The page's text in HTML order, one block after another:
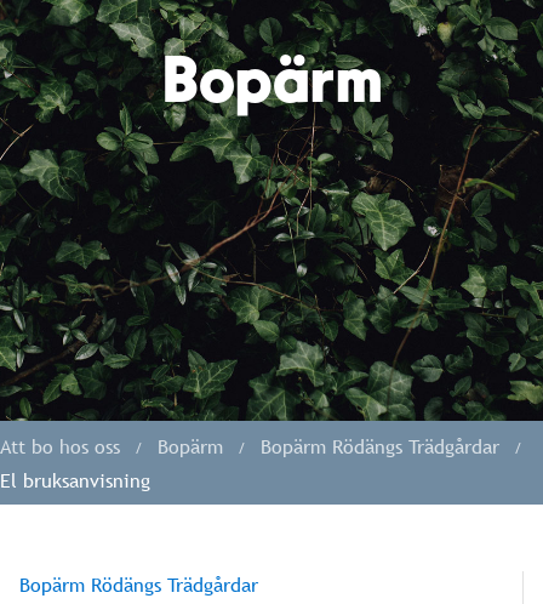
|
Tornet
Bopärm
Att bo hos oss Bopärm
Bopärm Rödängs Trädgårdar
El bruksanvisning
Bopärm Rödängs Trädgårdar